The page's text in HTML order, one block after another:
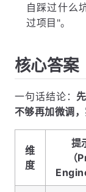
自踩过什么
过项目"。
核心答案
一句话结论：
不够再加微调
维
度
提
（